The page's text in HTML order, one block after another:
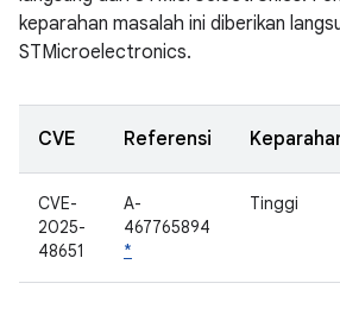
keparahan masalah ini diberikan
STMicroelectronics.
CVE Referensi
CVE-
2025-
48651
A-
467765894
*
Tinggi